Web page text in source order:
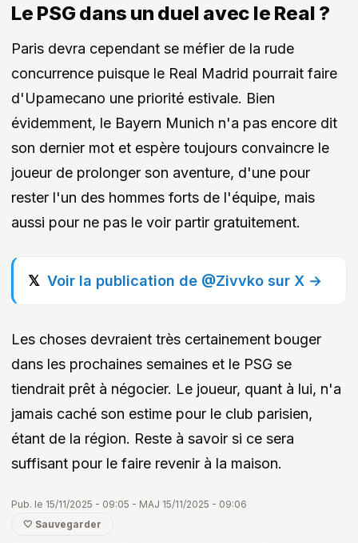
Le PSG dans un duel avec le Real ?
Paris devra cependant se méfier de la rude
concurrence puisque le Real Madrid pourrait faire
d'Upamecano une priorité estivale. Bien
évidemment, le Bayern Munich n'a pas encore dit
son dernier mot et espère toujours convaincre le
joueur de prolonger son aventure, d'une pour
rester l'un des hommes forts de l'équipe, mais
aussi pour ne pas le voir partir gratuitement.
Voir la publication de @Zivvko sur X →
Les choses devraient très certainement bouger
dans les prochaines semaines et le PSG se
tiendrait prêt à négocier. Le joueur, quant à lui, n'a
jamais caché son estime pour le club parisien,
étant de la région. Reste à savoir si ce sera
suffisant pour le faire revenir à la maison.
Pub. le 15/11/2025 - 09:05 - MAJ 15/11/2025 - 09:06
🤍 Sauvegarder